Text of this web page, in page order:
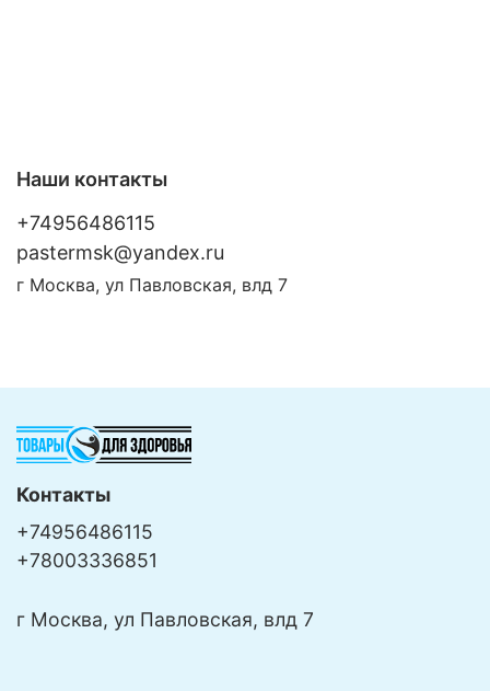
Наши контакты
+74956486115
pastermsk@yandex.ru
г Москва, ул Павловская, влд 7
Контакты
+74956486115
+78003336851
г Москва, ул Павловская, влд 7